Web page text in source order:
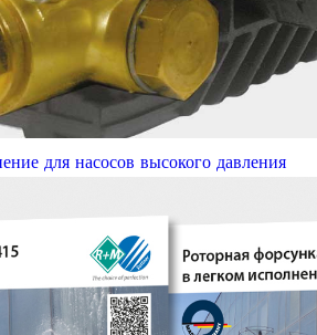
для насосов высокого давления